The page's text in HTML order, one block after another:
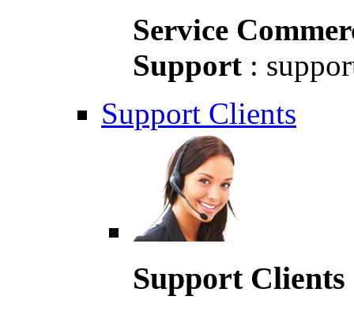
Service
Support :
Support Clients
Support Clients